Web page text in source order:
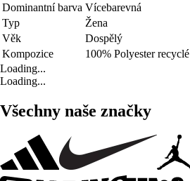
Dominantní barva Vícebarevná
Typ
Žena
Věk
Dospělý
Kompozice
100% Polyester recyclé
Loading...
Loading...
Všechny naše značky